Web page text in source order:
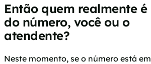
Então quem realmente
do número, você ou o
atendente?
Neste momento, se o número está